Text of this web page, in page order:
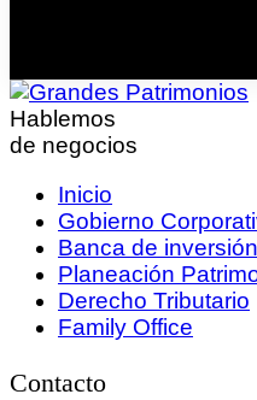
Hablemos
de negocios
Inicio
Gobierno
Banca de inversión
Planeación
Derecho Tributario
Family Office
Contacto